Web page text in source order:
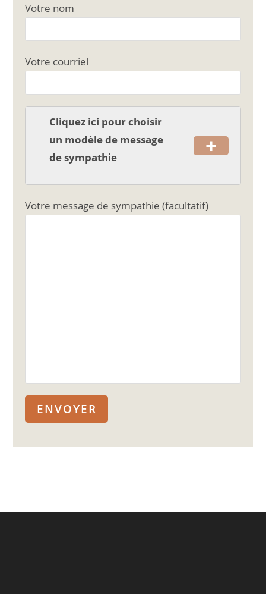
e
b
o
o
k
l g
er
Votre nom
Votre courriel
Cliquez ici pour choisir
un modèle de message
de sympathie
+
Votre message de sympathie (facultatif)